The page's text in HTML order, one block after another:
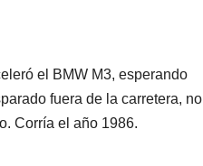
el BMW M3, esperando
fuera de la carretera, no
Corría el año 1986.